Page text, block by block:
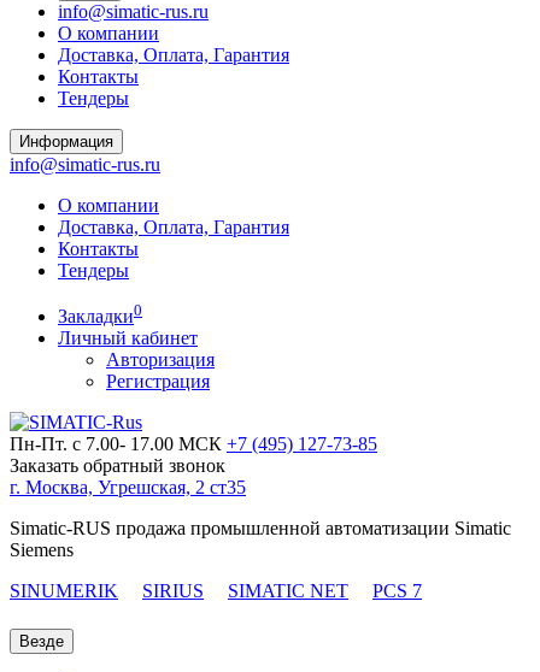
info@simatic-rus.ru
О компании
Доставка, Оплата, Гарантия
Контакты
Тендеры
Информация
info@simatic-rus.ru
О компании
Доставка, Оплата, Гарантия
Контакты
Тендеры
Закладки0
Личный кабинет
Авторизация
Регистрация
Пн-Пт. с 7.00- 17.00 МСК +7 (495) 127-73-85
Заказать обратный звонок
г. Москва, Угрешская, 2 ст35
Simatic-RUS продажа промышленной автоматизации Simatic
Siemens
SINUMERIK
SIRIUS SIMATIC NET PCS 7
Везде